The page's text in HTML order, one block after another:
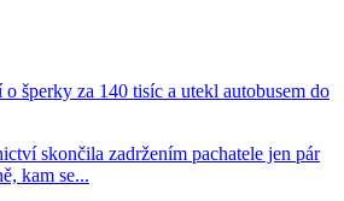
šperky za 140 tisíc a utekl autobusem do
skončila zadržením pachatele jen pár
kam se...